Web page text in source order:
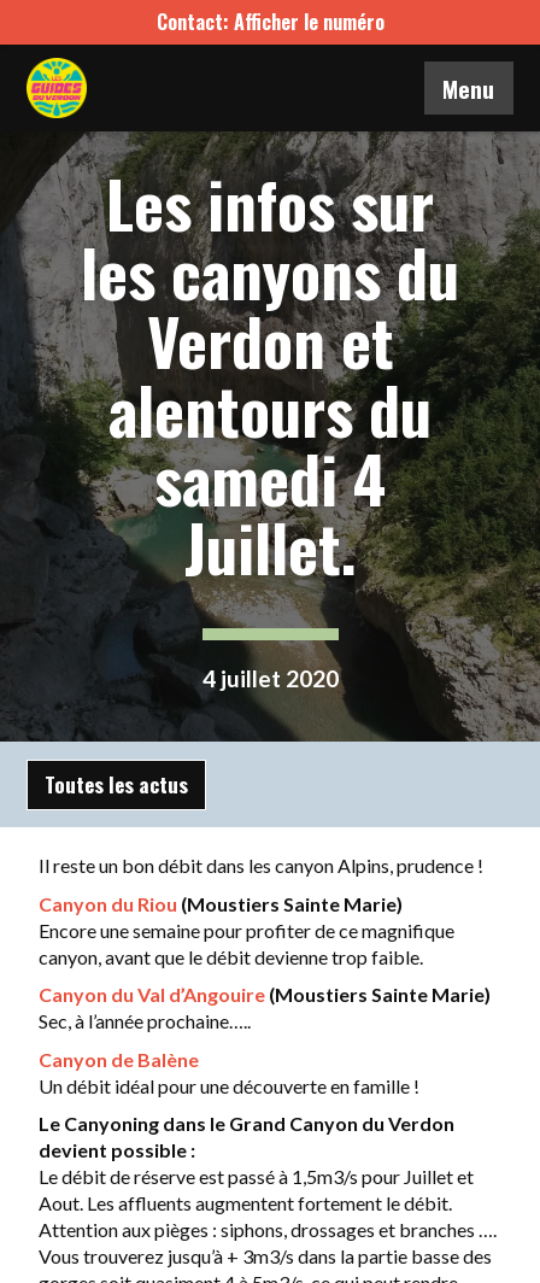
Contact: Afficher le numéro
Menu
Les infos sur
les canyons du
Verdon et
alentours du
samedi 4
Juillet.
4 juillet 2020
Toutes les actus
Il reste un bon débit dans les canyon Alpins, prudence !
Canyon du Riou (Moustiers Sainte Marie)
Encore une semaine pour profiter de ce magnifique
canyon, avant que le débit devienne trop faible.
Canyon du Val d’Angouire (Moustiers Sainte Marie)
Sec, à l’année prochaine…..
Canyon de Balène
Un débit idéal pour une découverte en famille !
Le Canyoning dans le Grand Canyon du Verdon
devient possible :
Le débit de réserve est passé à 1,5m3/s pour Juillet et
Aout. Les affluents augmentent fortement le débit.
Attention aux pièges : siphons, drossages et branches ….
Vous trouverez jusqu’à + 3m3/s dans la partie basse des